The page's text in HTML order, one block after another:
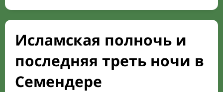
Исламская полночь и
последняя треть ночи в
Семендере